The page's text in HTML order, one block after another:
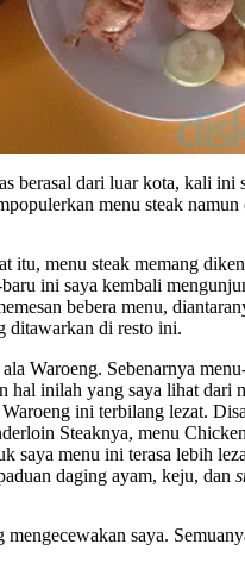
berasal dari luar kota, kali
menu steak namun
itu, menu steak memang
ini saya kembali
bebera menu,
ditawarkan di resto ini.
Waroeng. Sebenarnya
hal inilah yang saya lihat
ini terbilang lezat.
Steaknya, menu
saya menu ini terasa lebih
daging ayam, keju, dan
saya.